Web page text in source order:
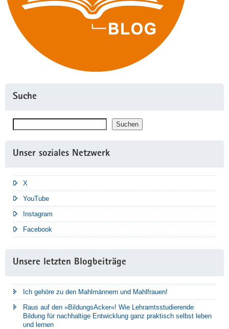
Suche
Suchen
Unser soziales Netzwerk
X
YouTube
Instagram
Facebook
Unsere letzten Blogbeiträge
Ich gehöre zu den Mahlmännern und Mahlfrauen!
Raus auf den »BildungsAcker«! Wie Lehramtsstudierende
Bildung für nachhaltige Entwicklung ganz praktisch selbst leben
und lernen